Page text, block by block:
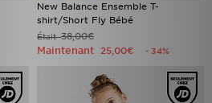
New Balance Ensemble T-
shirt/Short Fly Bébé
Était38,00€
Maintenant 25,00€ - 34%